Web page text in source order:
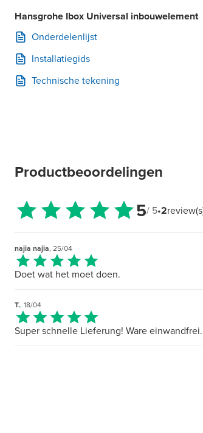
Hansgrohe Ibox Universal inbouwelement
Onderdelenlijst
Installatiegids
Technische tekening
Productbeoordelingen
5/ 5•2
najia najia, 25/04
Doet wat het moet doen.
T., 18/04
Super schnelle Lieferung! Ware